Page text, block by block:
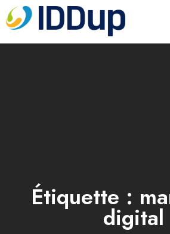
Étiquette :
digital